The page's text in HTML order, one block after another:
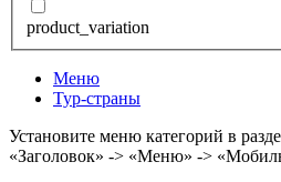
product_variation
Меню
Тур-страны
Установите меню категорий в
«Заголовок» -> «Меню» ->